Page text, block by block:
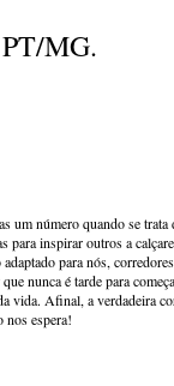
MG.
um número quando se
para inspirar outros a
para nós,
nunca é tarde para
vida. Afinal, a verdadeira
nos espera!